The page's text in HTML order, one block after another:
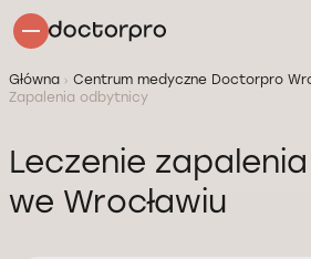
Główna Centrum medyczne Doctorpro
Zapalenia odbytnicy
Leczenie
we Wrocławiu